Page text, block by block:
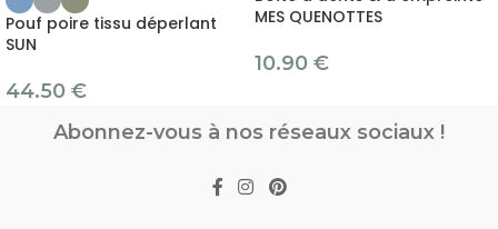
Pouf poire tissu déperlant
SUN
44.50 €
MES QUENOTTES
10.90 €
Abonnez-vous à nos réseaux sociaux !